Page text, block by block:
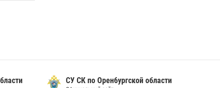
СУ СК по Орен6ургской области